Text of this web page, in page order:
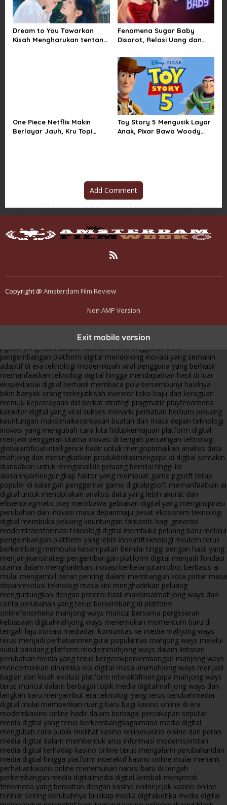
Dream to You Tawarkan
Kisah Mengharukan tentang
Fenomena Sugar Baby
Disorot, Relasi Uang dan
One Piece Netflix Makin
Berlayar Jauh, Kru Topi
Toy Story 5 Mengusik Layar
Anak, Pixar Bawa Woody
Add Comment
Copyright @ Amsterdam Film Review
Non AMP Version
Exit mobile version
menghadirkan inovasi berkualitasai digital menjadi kunci analisis data
pgsoft yang lebih adaptif dan berkinerja tinggiarah baru
pengembangan platform digital mendorong inovasi yang semakin
adaptif di era teknologi modernkisah viral pengguna yang berhasil
memanfaatkan teknologi digital hingga mendapatkan hasil di luar
ekspektasiai digital berhasil membaca pola tersembunyi hasilnya
bikin banyak orang terkejutkisah investor toko baju dari keraguan
menuju kepercayaan diri berkat strategi pragmatic playfenomena
karakter digital yang viral sukses menarik perhatian berburu peluang
keuntungan maksimalkecerdasan buatan dan masa depan teknologi
inovasi yang mengubah cara kita hidupkemajuan platform digital
menjadi penggerak utama inovasi di tengah persaingan teknologi
globalartificial intelligence hadir untuk mengoptimalkan analisis data
mahjong dan meningkatkan produktivitasmengapa ai digital semakin
diandalkan untuk menganalisis peluang bernilai tinggi ini
alasannyamengungkap faktor yang membuat game pgsoft tetap
populer di kalangan penggemar game digitalpgsoft memanfaatkan ai
digital untuk menciptakan analisis data yang lebih akurat dan
efisienpragmatic play membawa gebrakan digital yang menginspirasi
perubahan dan inovasi masa depanmaju pesat ekosistem teknologi
digital membuka peluang keuntungan fantastis bagi generasi
moderntransformasi teknologi digital membuka peluang baru melalui
pengembangan platform yang lebih inovatifteknologi modern terus
berkembang membuka kesempatan bernilai tinggi dengan hasil yang
menjanjikanstrategi pengembangan platform digital menjadi fondasi
utama dalam menghadirkan inovasi berkelanjutanrobot berbasis ai
mulai mengambil peran penting dalam membangun kota pintar masa
depanrevolusi teknologi masa kini menghadirkan peluang
menguntungkan dengan potensi hasil maksimalmahjong ways dan
cerita perubahan yang terus berkembang di platform
onlinefenomena mahjong ways muncul bersama pergeseran
kebiasaan digitalmahjong ways menemukan momentum baru di
tengah laju inovasi mediadari komunitas ke media mahjong ways
terus menjadi perhatianmengurai popularitas mahjong ways melalui
sudut pandang platform modernmahjong ways dalam lintasan
perubahan media yang terus bergerakperkembangan mahjong ways
mencerminkan dinamika era digital masa kinimahjong ways menjadi
bagian dari kisah evolusi platform interaktifmengapa mahjong ways
terus muncul dalam berbagai topik media digitalmahjong ways dan
langkah baru menyambut era teknologi yang terus berubahmedia
digital mulai memberikan ruang baru bagi kasino online di era
modernkasino online hadir dalam berbagai percakapan seputar
media digital yang terus berkembangbagaimana media digital
mengubah cara publik melihat kasino onlinekasino online dan peran
media digital dalam membentuk arus informasi modernsorotan
media digital terhadap kasino online terus mengalami perubahandari
media digital hingga platform interaktif kasino online mulai menarik
perhatiankasino online menemukan narasi baru di tengah
perkembangan media digitalmedia digital kembali menyoroti
fenomena yang berkaitan dengan kasino onlinejejak kasino online
terlihat seiring berubahnya lanskap media digitalketika media digital